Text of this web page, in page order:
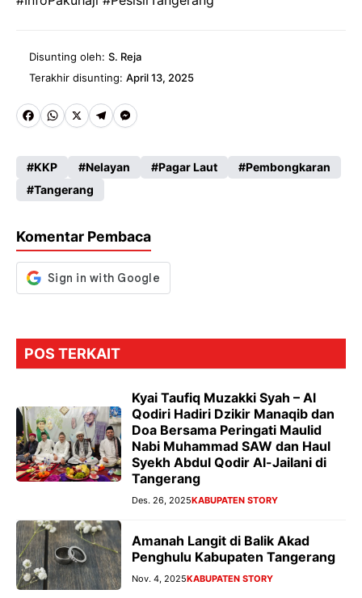
Disunting oleh: S. Reja
Terakhir disunting: April 13, 2025
Fa
b
o
k
W
ts
A
p
X
Te
gr
a
M
se
er
KKP Nelayan Pagar Laut
Pembongkaran
Tangerang
Komentar Pembaca
POS TERKAIT
Kyai Taufiq Muzakki Syah – Al
Qodiri Hadiri Dzikir Manaqib dan
Doa Bersama Peringati Maulid
Nabi Muhammad SAW dan Haul
Syekh Abdul Qodir Al-Jailani di
Tangerang
Des. 26, 2025KABUPATEN STORY
Amanah Langit di Balik Akad
Penghulu Kabupaten Tangerang
Nov. 4, 2025KABUPATEN STORY